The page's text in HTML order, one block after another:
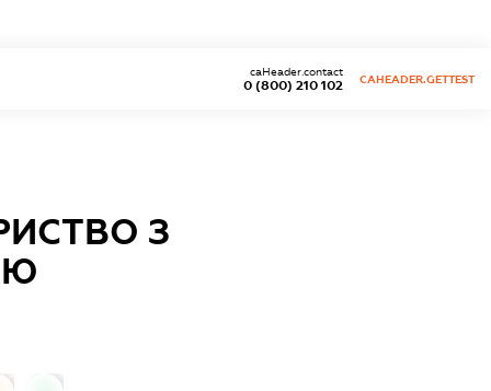
0 (800) 210 102
caHeader.contact
CAHEADER.GETTEST
З